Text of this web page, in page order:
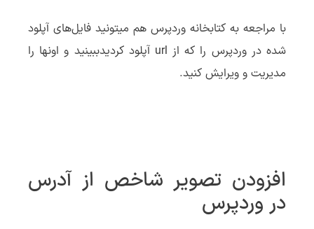
با مراجعه به کتابخانه وردپرس هم میتونید فایل‌های آپلود
شده در وردپرس را که از url آپلود کردیدببینید و اونها را
مدیریت و ویرایش کنید.
افزودن تصویر شاخص از آدرس
در وردپرس